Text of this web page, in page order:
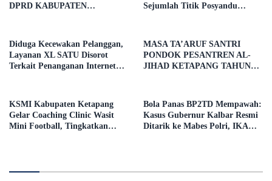
DPRD KABUPATEN
Sejumlah Titik Posyandu
Diduga Kecewakan Pelanggan,
Layanan XL SATU Disorot
Terkait Penanganan Internet
MASA TA’ARUF SANTRI
PONDOK PESANTREN AL-
JIHAD KETAPANG TAHUN
KSMI Kabupaten Ketapang
Gelar Coaching Clinic Wasit
Mini Football, Tingkatkan
Bola Panas BP2TD Mempawah:
Kasus Gubernur Kalbar Resmi
Ditarik ke Mabes Polri, IKAMI